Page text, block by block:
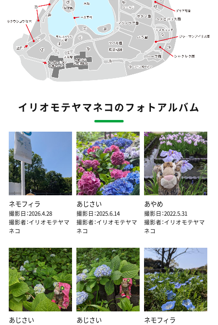
イリオモテヤマネコのフォトアルバム
ネモフィラ
撮影日：2026.4.28
撮影者：イリオモテヤマ
ネコ
あじさい
撮影日：2025.6.14
撮影者：イリオモテヤマ
ネコ
あやめ
撮影日：2022.5.31
撮影者：イリオモテヤマ
ネコ
あじさい あじさい ネモフィラ